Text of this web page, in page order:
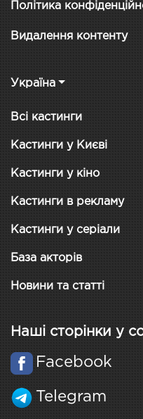
Політика
Видалення контенту
Україна
Всі кастинги
Кастинги у Києві
Кастинги у кіно
Кастинги в рекламу
Кастинги у серіали
База акторів
Новини та статті
Наші сторінки у
Facebook
Telegram